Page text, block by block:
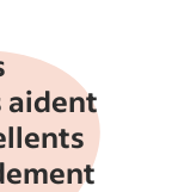
aident